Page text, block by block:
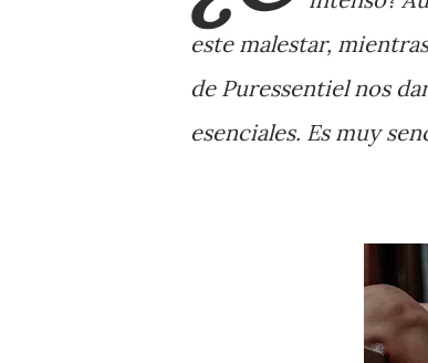
este malestar,
de Puressentiel nos
esenciales. Es muy